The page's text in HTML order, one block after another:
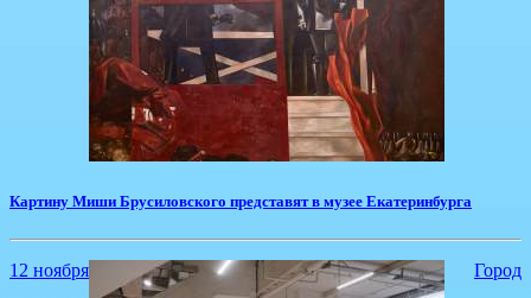
Картину Миши Брусиловского представят в музее Екатеринбурга
12 ноября Город